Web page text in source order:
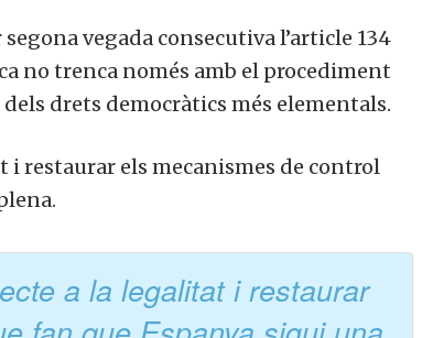
vegada consecutiva l’article 134
no trenca només amb el procediment
drets democràtics més elementals.
i restaurar els mecanismes de control
a la legalitat i restaurar